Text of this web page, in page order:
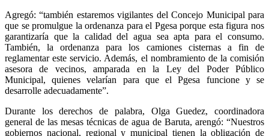
Agregó: “también estaremos vigilantes del Concejo Municipal para
que se promulgue la ordenanza para el Pgesa porque esta figura nos
garantizaría que la calidad del agua sea apta para el consumo.
También, la ordenanza para los camiones cisternas a fin de
reglamentar este servicio. Además, el nombramiento de la comisión
asesora de vecinos, amparada en la Ley del Poder Público
Municipal, quienes velarían para que el Pgesa funcione y se
desarrolle adecuadamente”.
Durante los derechos de palabra, Olga Guedez, coordinadora
general de las mesas técnicas de agua de Baruta, arengó: “Nuestros
gobiernos nacional, regional y municipal tienen la obligación de